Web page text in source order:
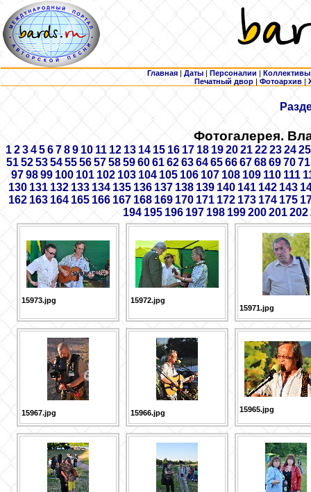
Главная | Даты | Персоналии | Коллективы
Печатный двор |Фотоархив |
Фотогалерея.
1 2 3 45 6 7 8 9 10 11 12 13 1415 16 17 18 19 20 21 22 23 24 25
51 52 53 54 55 56 57 58 59 60 61 62 63 64 65 66 67 68 6970 71
97 98 99 100 101 102 103 104 105 106 107 108 109 110 111
130 131 132133 134 135 136 137 138 139 140 141 142 143
162 163 164 165 166 167 168 169 170 171 172 173 174 175
194 195 196 197 198 199200201202
15973.jpg
15972.jpg
15971.jpg
15967.jpg 15966.jpg 15965.jpg